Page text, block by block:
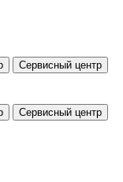
Сервисный центр
Сервисный центр